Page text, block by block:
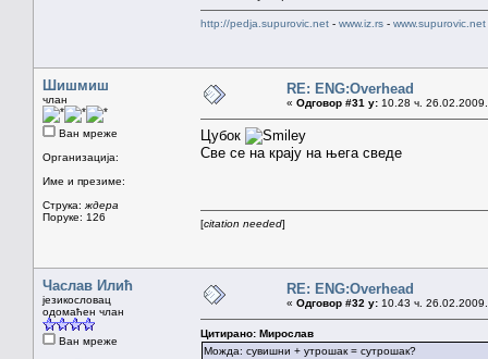
http://pedja.supurovic.net - www.iz.rs - www.supurovic.net
Шишмиш
члан
Ван мреже
Организација:
Име и презиме:
Струка: ждера
Поруке: 126
RE: ENG:Overhead
« Одговор #31 у: 10.28 ч.
Цубок
Све се на крају на њега сведе
[citation needed]
Часлав Илић
језикословац
одомаћен члан
Ван мреже
RE: ENG:Overhead
« Одговор #32 у: 10.43 ч.
Цитирано: Мирослав
Можда: сувишни + утрошак = сутрошак?